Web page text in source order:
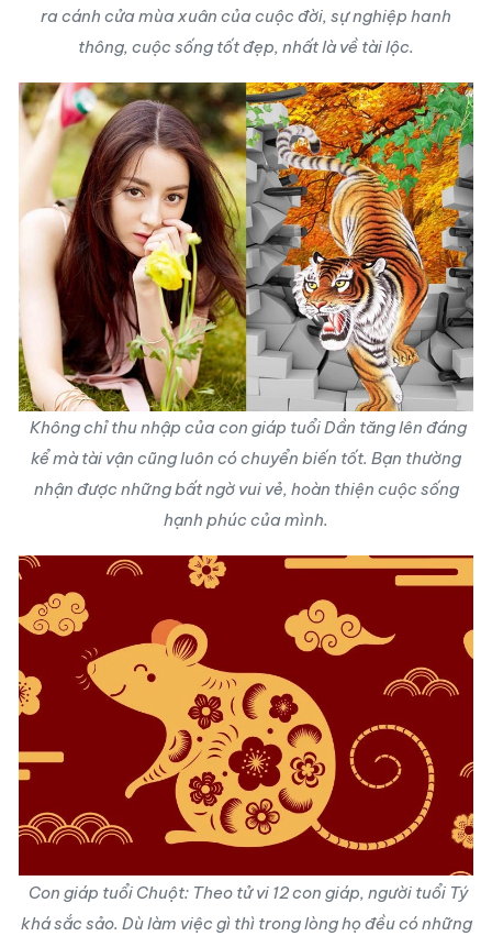
ra cánh cửa mùa xuân của cuộc đời, sự nghiệp hanh
thông, cuộc sống tốt đẹp, nhất là về tài lộc.
Không chỉ thu nhập của con giáp tuổi Dần tăng lên đáng
kể mà tài vận cũng luôn có chuyển biến tốt. Bạn thường
nhận được những bất ngờ vui vẻ, hoàn thiện cuộc sống
hạnh phúc của mình.
Con giáp tuổi Chuột: Theo tử vi 12 con giáp, người tuổi Tý
khá sắc sảo. Dù làm việc gì thì trong lòng họ đều có những